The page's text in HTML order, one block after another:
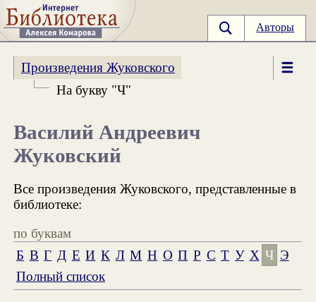
Авторы
Произведения Жуковского
На букву "Ч"
Василий Андреевич
Жуковский
Все произведения Жуковского, представленные в
библиотеке:
по буквам
Б В Г Д Е И К Л М Н О П Р С Т У Х Ч Э
Полный список